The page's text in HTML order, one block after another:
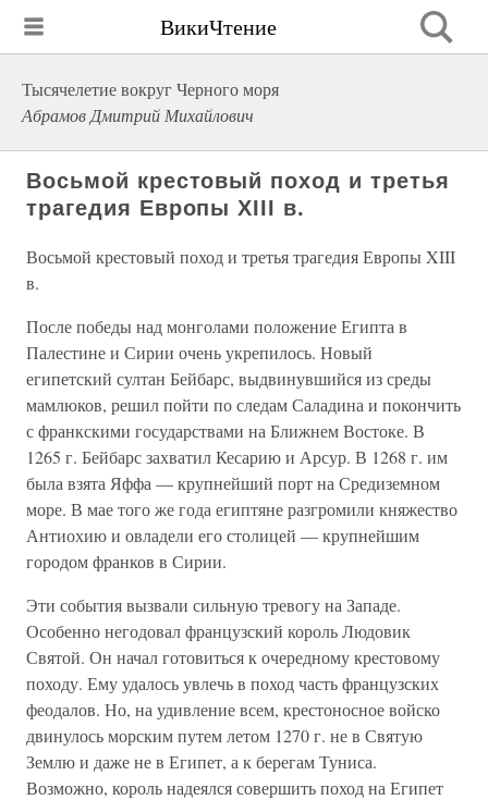
ВикиЧтение
Тысячелетие вокруг Черного моря
Абрамов Дмитрий Михайлович
Восьмой крестовый поход и третья
трагедия Европы XIII в.
Восьмой крестовый поход и третья трагедия Европы XIII
в.
После победы над монголами положение Египта в
Палестине и Сирии очень укрепилось. Новый
египетский султан Бейбарс, выдвинувшийся из среды
мамлюков, решил пойти по следам Саладина и покончить
с франкскими государствами на Ближнем Востоке. В
1265 г. Бейбарс захватил Кесарию и Арсур. В 1268 г. им
была взята Яффа — крупнейший порт на Средиземном
море. В мае того же года египтяне разгромили княжество
Антиохию и овладели его столицей — крупнейшим
городом франков в Сирии.
Эти события вызвали сильную тревогу на Западе.
Особенно негодовал французский король Людовик
Святой. Он начал готовиться к очередному крестовому
походу. Ему удалось увлечь в поход часть французских
феодалов. Но, на удивление всем, крестоносное войско
двинулось морским путем летом 1270 г. не в Святую
Землю и даже не в Египет, а к берегам Туниса.
Возможно, король надеялся совершить поход на Египет